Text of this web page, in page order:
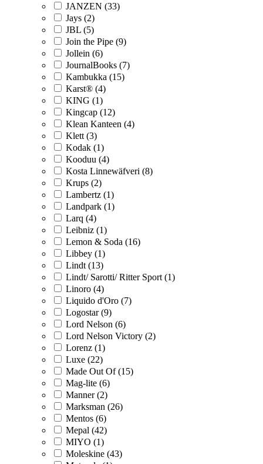
JANZEN (33)
Jays (2)
JBL (5)
Join the Pipe (9)
Jollein (6)
JournalBooks (7)
Kambukka (15)
Karst® (4)
KING (1)
Kingcap (12)
Klean Kanteen (4)
Klett (3)
Kodak (1)
Kooduu (4)
Kosta Linnewäfveri (8)
Krups (2)
Lambertz (1)
Landpark (1)
Larq (4)
Leibniz (1)
Lemon & Soda (16)
Libbey (1)
Lindt (13)
Lindt/ Sarotti/ Ritter Sport (1)
Linoro (4)
Liquido d'Oro (7)
Logostar (9)
Lord Nelson (6)
Lord Nelson Victory (2)
Lorenz (1)
Luxe (22)
Made Out Of (15)
Mag-lite (6)
Manner (2)
Marksman (26)
Mentos (6)
Mepal (42)
MIYO (1)
Moleskine (43)